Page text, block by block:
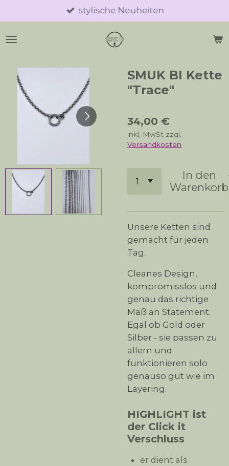
Hauptinhalt
springen
stylische Neuheiten
SMUK BI Kette
"Trace"
34,00 €
inkl. MwSt zzgl.
Versandkosten
In den
Warenkorb
Unsere Ketten sind
gemacht für jeden
Tag.
Cleanes Design,
kompromisslos und
genau das richtige
Maß an Statement.
Egal ob Gold oder
Silber - sie passen zu
allem und
funktionieren solo
genauso gut wie im
Layering.
HIGHLIGHT ist
der Click it
Verschluss
er dient als